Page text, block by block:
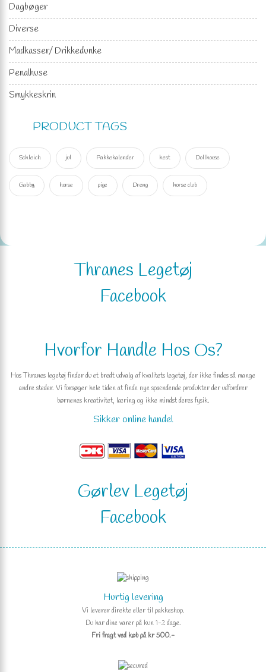
Dagbøger
Diverse
Madkasser/ Drikkedunke
Penalhuse
Smykkeskrin
PRODUCT TAGS
Schleich jul Pakkekalender hest Dollhouse
Gabby horse pige Dreng horse club
Thranes Legetøj
Facebook
Hvorfor Handle Hos Os?
Hos Thranes legetøj finder du et bredt udvalg af kvalitets legetøj, der ikke findes så mange
andre steder. Vi forsøger hele tiden at finde nye spændende produkter der udfordrer
børnenes kreativitet, læring og ikke mindst deres fysik.
Sikker online handel
Gørlev Legetøj
Facebook
Hurtig levering
Vi leverer direkte eller til pakkeshop.
Du har dine varer på kun 1-2 dage.
Fri fragt ved køb på kr 500.-